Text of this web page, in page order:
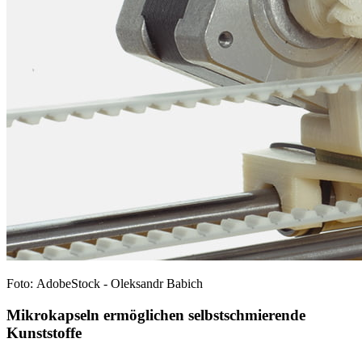
Foto: AdobeStock - Oleksandr Babich
Mikrokapseln ermöglichen selbstschmierende
Kunststoffe